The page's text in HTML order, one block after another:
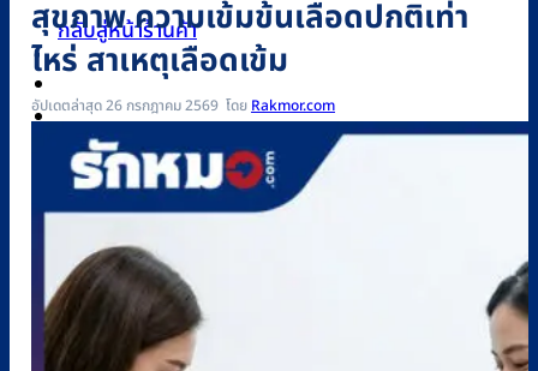
กลับสู่หน้าร้านค้า
0
สุขภาพ ความเข้มข้นเลือดปกติเท่า
ไหร่ สาเหตุเลือดเข้ม
อัปเดตล่าสุด 26 กรกฎาคม 2569 Rakmor.com